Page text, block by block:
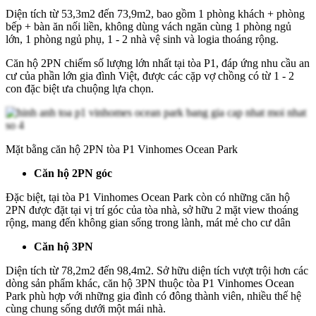
Diện tích từ 53,3m2 đến 73,9m2, bao gồm 1 phòng khách + phòng
bếp + bàn ăn nối liền, không dùng vách ngăn cùng 1 phòng ngủ
lớn, 1 phòng ngủ phụ, 1 - 2 nhà vệ sinh và logia thoáng rộng.
Căn hộ 2PN chiếm số lượng lớn nhất tại tòa P1, đáp ứng nhu cầu an
cư của phần lớn gia đình Việt, được các cặp vợ chồng có từ 1 - 2
con đặc biệt ưa chuộng lựa chọn.
Mặt bằng căn hộ 2PN tòa P1 Vinhomes Ocean Park
Căn hộ 2PN góc
Đặc biệt, tại tòa P1 Vinhomes Ocean Park còn có những căn hộ
2PN được đặt tại vị trí góc của tòa nhà, sở hữu 2 mặt view thoáng
rộng, mang đến không gian sống trong lành, mát mẻ cho cư dân
Căn hộ 3PN
Diện tích từ 78,2m2 đến 98,4m2. Sở hữu diện tích vượt trội hơn các
dòng sản phẩm khác, căn hộ 3PN thuộc tòa P1 Vinhomes Ocean
Park phù hợp với những gia đình có đông thành viên, nhiều thế hệ
cùng chung sống dưới một mái nhà.